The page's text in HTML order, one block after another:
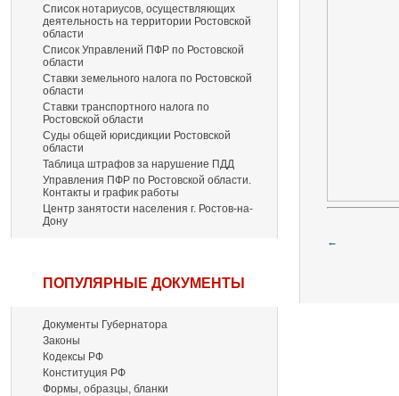
Список нотариусов, осуществляющих
деятельность на территории Ростовской
области
Список Управлений ПФР по Ростовской
области
Ставки земельного налога по Ростовской
области
Ставки транспортного налога по
Ростовской области
Суды общей юрисдикции Ростовской
области
Таблица штрафов за нарушение ПДД
Управления ПФР по Ростовской области.
Контакты и график работы
Центр занятости населения г. Ростов-на-
Дону
ПОПУЛЯРНЫЕ ДОКУМЕНТЫ
Документы Губернатора
Законы
Кодексы РФ
Конституция РФ
Формы, образцы, бланки
←